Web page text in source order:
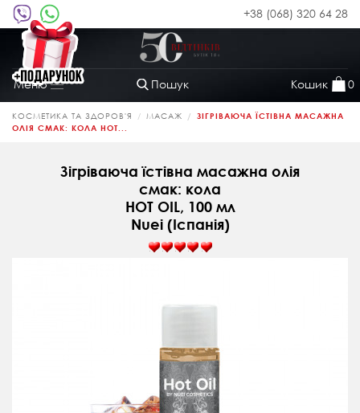
+38 (068) 320 64 28
Пошук Кошик 0
Меню Toggle
navigation
КОСМЕТИКА ТА ЗДОРОВ'Я МАСАЖ
ЗІГРІВАЮЧА ЇСТІВНА МАСАЖНА
ОЛІЯ СМАК: КОЛА HOT...
Зігріваюча їстівна масажна олія
смак: кола
HOT OIL, 100 мл
Nuei (Іспанія)